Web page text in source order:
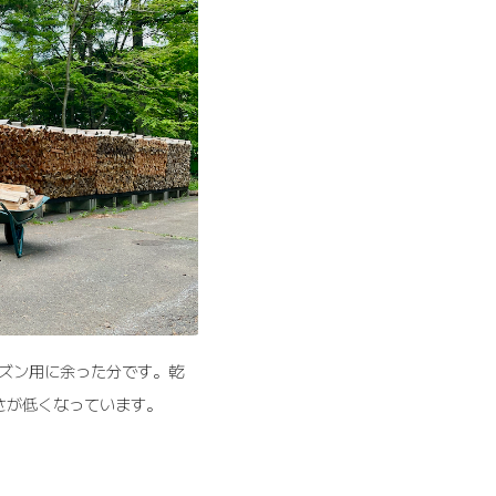
ン用に余った分です。乾
低くなっています。